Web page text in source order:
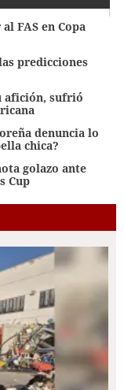
FAS en Copa
predicciones
afición, sufrió
denuncia lo
chica?
golazo ante
Cup